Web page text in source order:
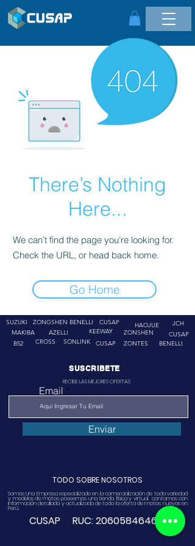
There’s Nothing
Here...
We can’t find the page you’re looking for.
Check the URL, or head back home.
Go Home
SUZUKI
ZONGSHEN
MAKIBA
AZELLI
BENELLI
CUSAP
KEEWAY
B52
CROSS SONLINK CUSAP
HAOJUE
JCH
ZONSHEN
ZONTES
CUSAP
BENELLI
SUSCRIBETE
RECIBE LAS MEJORES OFERTAS
Email
Enviar
TODO SOBRE NOSOTROS
Somos Una Empresa especializado en la comercialización de toda variedad
y modelos de motos, poseemos una tienda física y virtual. contamos con
información detallada y actualizada de toda la oferta de motos nuevas en
Perú.
CUSAP RUC:20605846468